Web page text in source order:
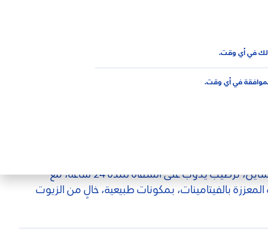
ذلك في أي وقت.
في أي وقت.
مرطب شفاه لابيلو بالرمان شاين، ترطيب يذوب على الشفاه لمدة 24 ساعة، مع
المعززة بالفيتامينات، بمكونات طبيعية، خالٍ من الزيوت